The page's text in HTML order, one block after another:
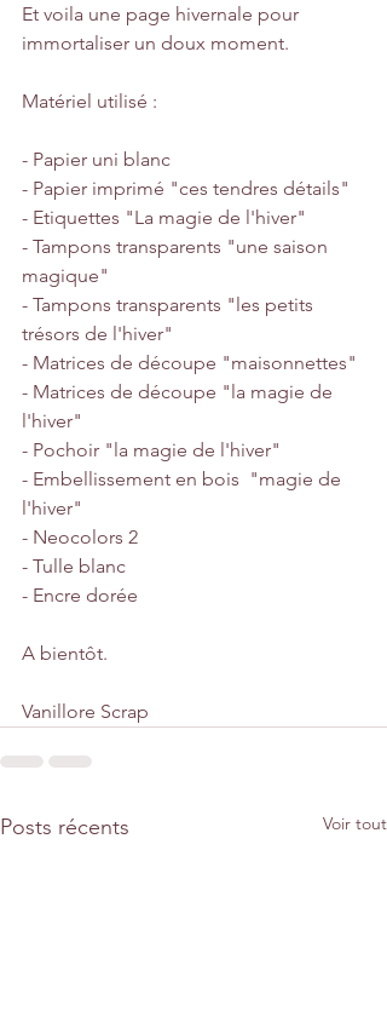
Et voila une page hivernale pour
immortaliser un doux moment.
Matériel utilisé :
- Papier uni blanc
- Papier imprimé "ces tendres détails"
- Etiquettes "La magie de l'hiver"
- Tampons transparents "une saison
magique"
- Tampons transparents "les petits
trésors de l'hiver"
- Matrices de découpe "maisonnettes"
- Matrices de découpe "la magie de
l'hiver"
- Pochoir "la magie de l'hiver"
- Embellissement en bois  "magie de
l'hiver"
- Neocolors 2
- Tulle blanc
- Encre dorée
A bientôt.
Vanillore Scrap
Posts récents Voir tout